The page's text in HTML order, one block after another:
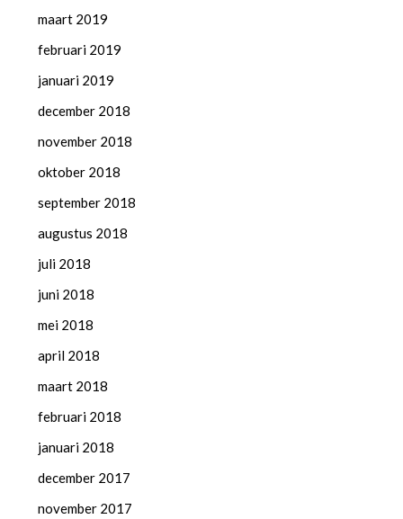
maart 2019
februari 2019
januari 2019
december 2018
november 2018
oktober 2018
september 2018
augustus 2018
juli 2018
juni 2018
mei 2018
april 2018
maart 2018
februari 2018
januari 2018
december 2017
november 2017